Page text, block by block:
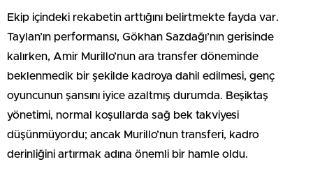
Ekip içindeki rekabetin arttığını belirtmekte fayda var.
Taylan’ın performansı, Gökhan Sazdağı’nın gerisinde
kalırken, Amir Murillo’nun ara transfer döneminde
beklenmedik bir şekilde kadroya dahil edilmesi, genç
oyuncunun şansını iyice azaltmış durumda. Beşiktaş
yönetimi, normal koşullarda sağ bek takviyesi
düşünmüyordu; ancak Murillo’nun transferi, kadro
derinliğini artırmak adına önemli bir hamle oldu.